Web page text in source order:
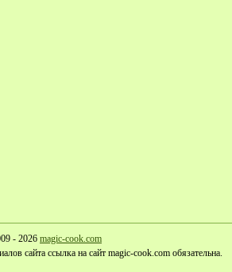
- 2026 magic-cook.com
сайта ссылка на сайт magic-cook.com обязательна.